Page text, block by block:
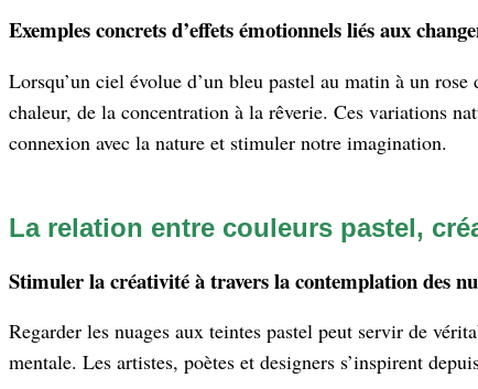
Exemples concrets d’effets émotionnels liés aux
Lorsqu’un ciel évolue d’un bleu pastel au matin à un
chaleur, de la concentration à la rêverie. Ces variations
connexion avec la nature et stimuler notre imagination.
La relation entre couleurs pastel,
Stimuler la créativité à travers la contemplation des
Regarder les nuages aux teintes pastel peut servir de
mentale. Les artistes, poètes et designers s’inspirent